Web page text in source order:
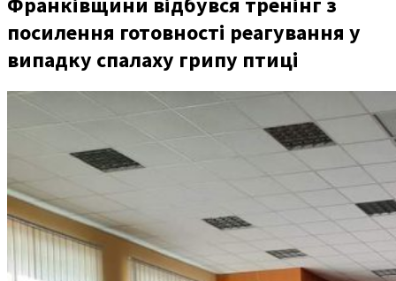
посилення готовності реагування у
випадку спалаху грипу птиці